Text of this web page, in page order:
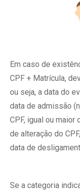
Em caso de
CPF + Matrícula,
ou seja, a data do
data de admissão
CPF, igual ou maior
de alteração do
data de
Se a categoria